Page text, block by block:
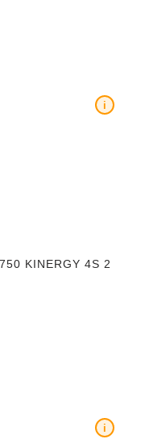
KINERGY 4S 2
i
i